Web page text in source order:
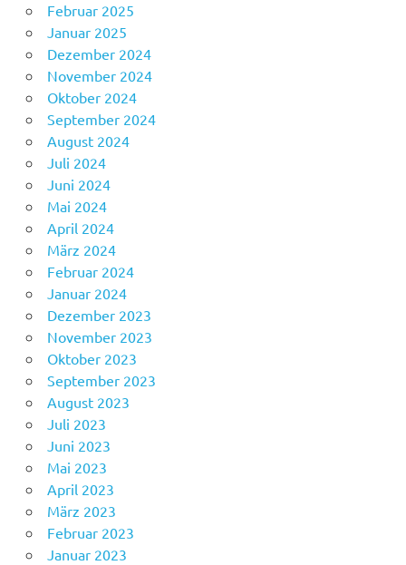
Februar 2025
Januar 2025
Dezember 2024
November 2024
Oktober 2024
September 2024
August 2024
Juli 2024
Juni 2024
Mai 2024
April 2024
März 2024
Februar 2024
Januar 2024
Dezember 2023
November 2023
Oktober 2023
September 2023
August 2023
Juli 2023
Juni 2023
Mai 2023
April 2023
März 2023
Februar 2023
Januar 2023